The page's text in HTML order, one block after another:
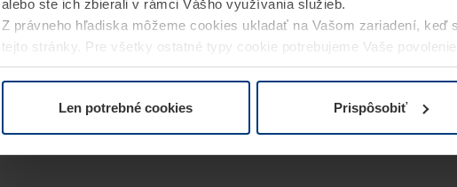
alebo ste ich zbierali v rámci Vášho využívania služieb.
Z právneho hľadiska môžeme cookies ukladať na Vašom zariadení, keď
tejto stránky. Pre všetky ostatné typy cookie potrebujeme Vaše
alebo odvolať vo vysvetlení cookie na stránkeVyhlásenie o ochrane
Len potrebné cookies Prispôsobiť